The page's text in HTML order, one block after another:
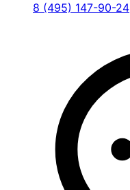
8 (495) 147-90-24